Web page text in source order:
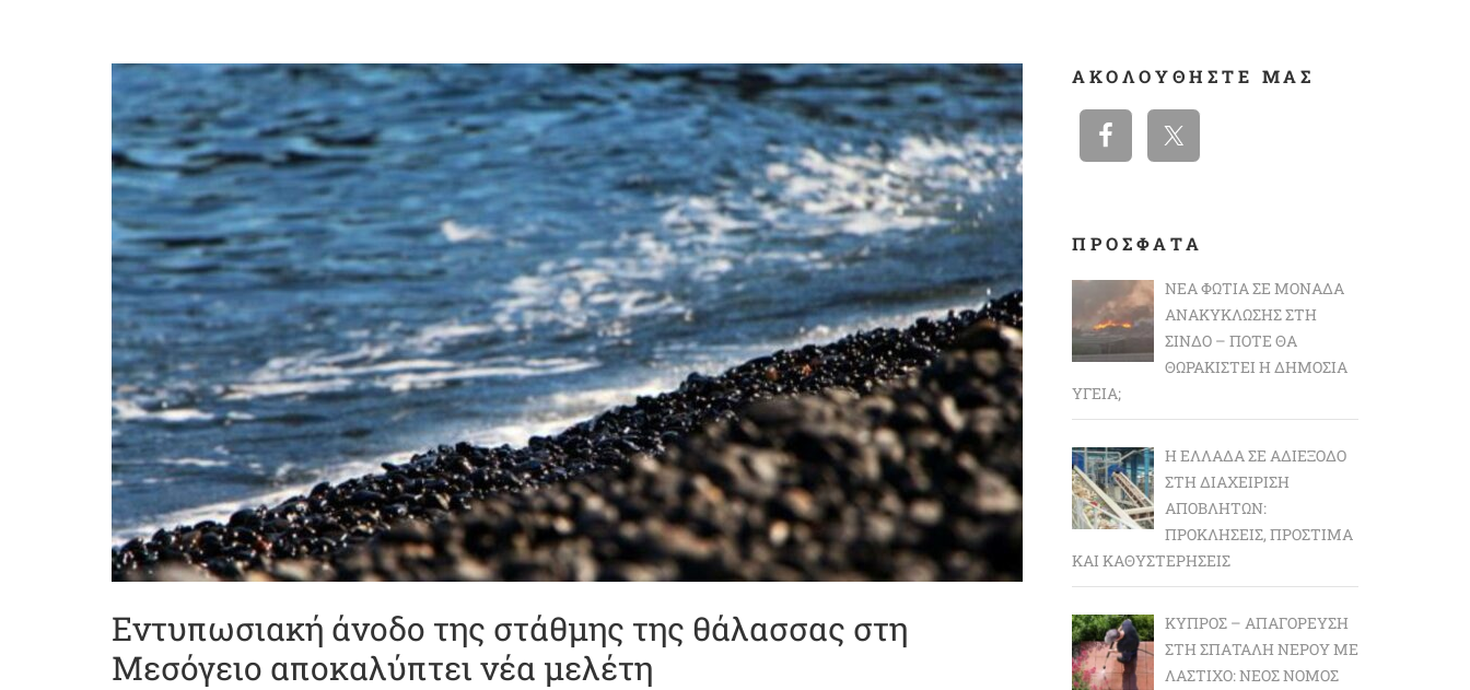
Εντυπωσιακή άνοδο της στάθμης της θάλασσας στη
Μεσόγειο αποκαλύπτει νέα μελέτη
ΑΚΟΛΟΥΘΉΣΤΕ ΜΑΣ
ΠΡΟΣΦΑΤΑ
ΝΈΑ ΦΩΤΙΆ ΣΕ ΜΟΝΆΔΑ
ΑΝΑΚΎΚΛΩΣΗΣ ΣΤΗ
ΣΊΝΔΟ – ΠΌΤΕ ΘΑ
ΘΩΡΑΚΙΣΤΕΊ Η ΔΗΜΌΣΙΑ
ΥΓΕΊΑ;
Η ΕΛΛΆΔΑ ΣΕ ΑΔΙΈΞΟΔΟ
ΣΤΗ ΔΙΑΧΕΊΡΙΣΗ
ΑΠΟΒΛΉΤΩΝ:
ΠΡΟΚΛΉΣΕΙΣ, ΠΡΌΣΤΙΜΑ
ΚΑΙ ΚΑΘΥΣΤΕΡΉΣΕΙΣ
ΚΎΠΡΟΣ – ΑΠΑΓΌΡΕΥΣΗ
ΣΤΗ ΣΠΑΤΆΛΗ ΝΕΡΟΎ ΜΕ
ΛΆΣΤΙΧΟ: ΝΈΟΣ ΝΌΜΟΣ